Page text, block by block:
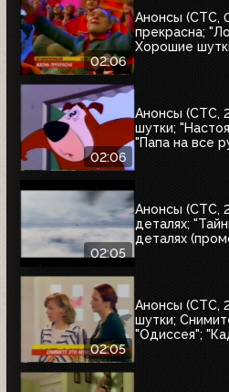
02:06
Анонсы (СТС,
прекрасна;
Хорошие
02:06
Анонсы (СТС,
шутки;
"Папа на все
02:05
Анонсы (СТС,
деталях;
деталях
02:05
Анонсы (СТС,
шутки;
"Одиссея";